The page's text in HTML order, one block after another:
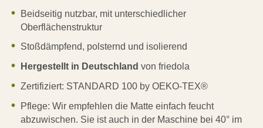
Beidseitig nutzbar, mit unterschiedlicher
Oberflächenstruktur
Stoßdämpfend, polsternd und isolierend
Hergestellt in Deutschland von friedola
Zertifiziert: STANDARD 100 by OEKO-TEX®
Pflege: Wir empfehlen die Matte einfach feucht
abzuwischen. Sie ist auch in der Maschine bei 40° im